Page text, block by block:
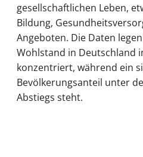
gesellschaftlichen Leben,
Bildung,
Angeboten. Die Daten
Wohlstand in Deutschland
konzentriert, während ein
Bevölkerungsanteil unter
Abstiegs steht.